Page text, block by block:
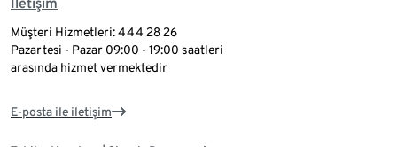
İletişim
Müşteri Hizmetleri: 444 28 26
Pazartesi - Pazar 09:00 - 19:00 saatleri
arasında hizmet vermektedir
E-posta ile iletişim